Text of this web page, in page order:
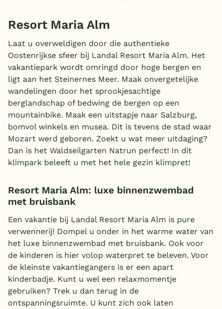
Resort Maria Alm
Laat u overweldigen door die authentieke
Oostenrijkse sfeer bij Landal Resort Maria Alm. Het
vakantiepark wordt omringd door hoge bergen en
ligt aan het Steinernes Meer. Maak onvergetelijke
wandelingen door het sprookjesachtige
berglandschap of bedwing de bergen op een
mountainbike. Maak een uitstapje naar Salzburg,
bomvol winkels en musea. Dit is tevens de stad waar
Mozart werd geboren. Zoekt u wat meer uitdaging?
Dan is het Waldseilgarten Natrun perfect! In dit
klimpark beleeft u met het hele gezin klimpret!
Resort Maria Alm: luxe binnenzwembad
met bruisbank
Een vakantie bij Landal Resort Maria Alm is pure
verwennerij! Dompel u onder in het warme water van
het luxe binnenzwembad met bruisbank. Ook voor
de kinderen is hier volop waterpret te beleven. Voor
de kleinste vakantiegangers is er een apart
kinderbadje. Kunt u wel een relaxmomentje
gebruiken? Trek u dan terug in de
ontspanningsruimte. U kunt zich ook laten